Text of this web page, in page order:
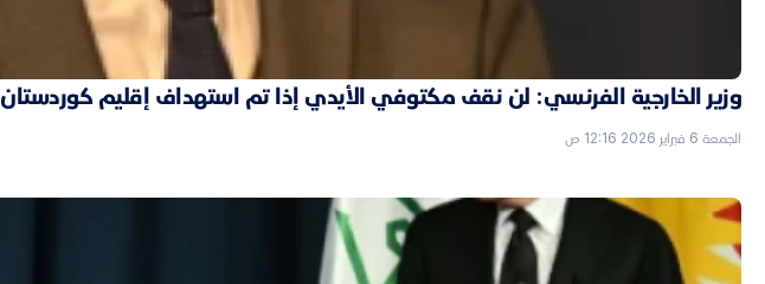
وزير الخارجية الفرنسي: لن نقف مكتوفي الأيدي إذا تم استهداف إقليم كوردستان
الجمعة 6 فبراير 2026 12:16 ص